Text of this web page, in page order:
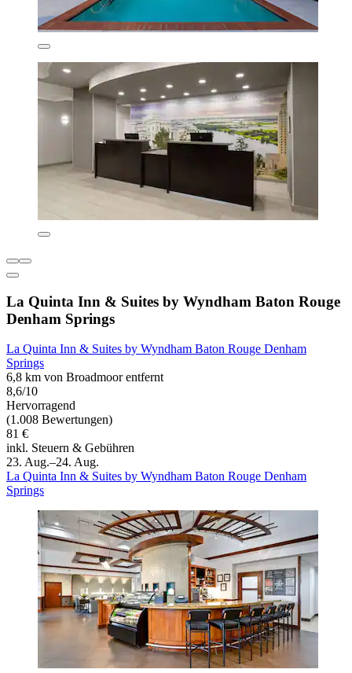
La Quinta Inn & Suites by Wyndham Baton Rouge
Denham Springs
La Quinta Inn & Suites by Wyndham Baton Rouge Denham
Springs
6,8 km von Broadmoor entfernt
8,6/10
Hervorragend
(1.008 Bewertungen)
81 €
inkl. Steuern & Gebühren
23. Aug.–24. Aug.
La Quinta Inn & Suites by Wyndham Baton Rouge Denham
Springs